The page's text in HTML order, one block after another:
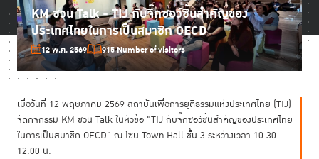
KM ชวน Talk - TIJ กับจิ๊กซอว์ชิ้นสำคัญของ
ประเทศไทยในการเป็นสมาชิก OECD
12 พ.ค. 2569 915 Number of visitors
เมื่อวันที่ 12 พฤษภาคม 2569 สถาบันเพื่อการยุติธรรมแห่งประเทศไทย (TIJ)
จัดกิจกรรม KM ชวน Talk ในหัวข้อ "TIJ กับจิ๊กซอว์ชิ้นสำคัญของประเทศไทย
ในการเป็นสมาชิก OECD" ณ โซน Town Hall ชั้น 3 ระหว่างเวลา 10.30–
12.00 น.